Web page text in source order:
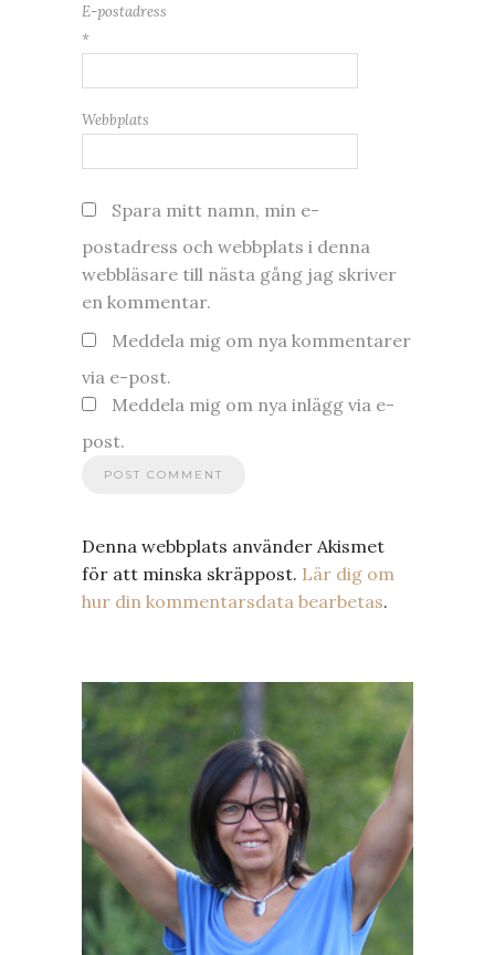
E-postadress
*
Webbplats
Spara mitt namn, min e-
postadress och webbplats i denna
webbläsare till nästa gång jag skriver
en kommentar.
Meddela mig om nya kommentarer
via e-post.
Meddela mig om nya inlägg via e-
post.
Denna webbplats använder Akismet
för att minska skräppost. Lär dig om
hur din kommentarsdata bearbetas.